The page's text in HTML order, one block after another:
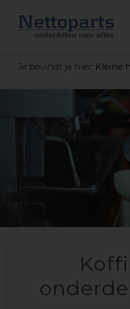
Je bevindt je hier: Kleine